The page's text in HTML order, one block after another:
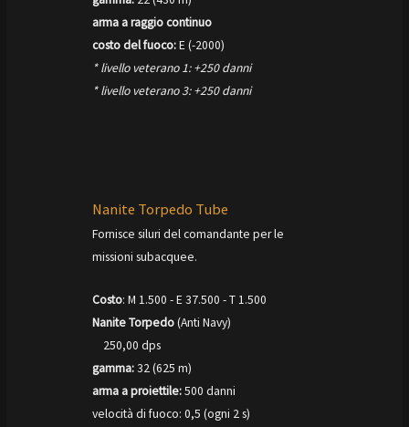
arma a raggio continuo
costo del fuoco:E (-2000)
* livello veterano 1: +250 danni
* livello veterano 3: +250 danni
Nanite Torpedo Tube
Fornisce siluri del comandante per le
missioni subacquee.
Costo: M 1.500 - E 37.500 - T 1.500
Nanite Torpedo(Anti Navy)
250,00 dps
gamma:32 (625 m)
arma a proiettile:500 danni
velocità di fuoco: 0,5 (ogni 2 s)